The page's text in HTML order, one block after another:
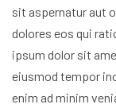
sit aspernatur aut
dolores eos qui
ipsum dolor sit
eiusmod tempor
enim ad minim